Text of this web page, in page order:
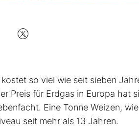
so viel wie seit sieben
Preis für Erdgas in Europa hat
Eine Tonne Weizen,
seit mehr als 13 Jahren.